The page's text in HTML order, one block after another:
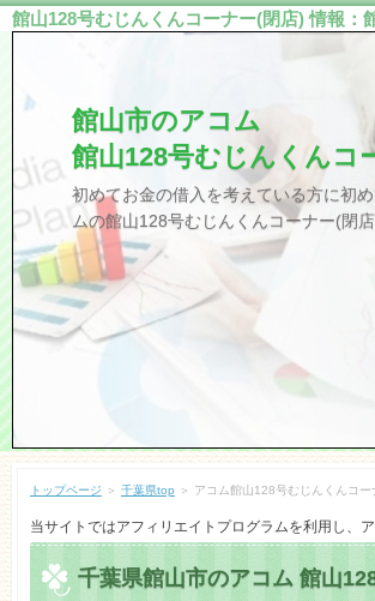
館山128号むじんくんコーナー(閉店) 情報：
館山市のアコム
館山128号むじんくんコ
初めてお金の借入を考えている方に初
ムの館山128号むじんくんコーナー(閉
トップページ ＞ 千葉県top ＞ アコム館山128号むじんくんコー
当サイトではアフィリエイトプログラムを利用し、
千葉県館山市のアコム 館山